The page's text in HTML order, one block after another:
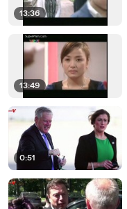
13:36
13:49
0:51